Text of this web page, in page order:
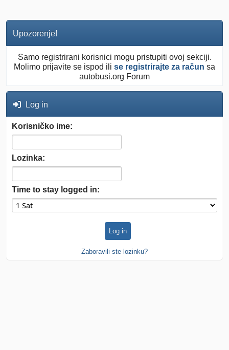
Upozorenje!
Samo registrirani korisnici mogu pristupiti ovoj sekciji.
Molimo prijavite se ispod ili se registrirajte za račun sa
autobusi.org Forum
Log in
Korisničko ime:
Lozinka:
Time to stay logged in:
Zaboravili ste lozinku?